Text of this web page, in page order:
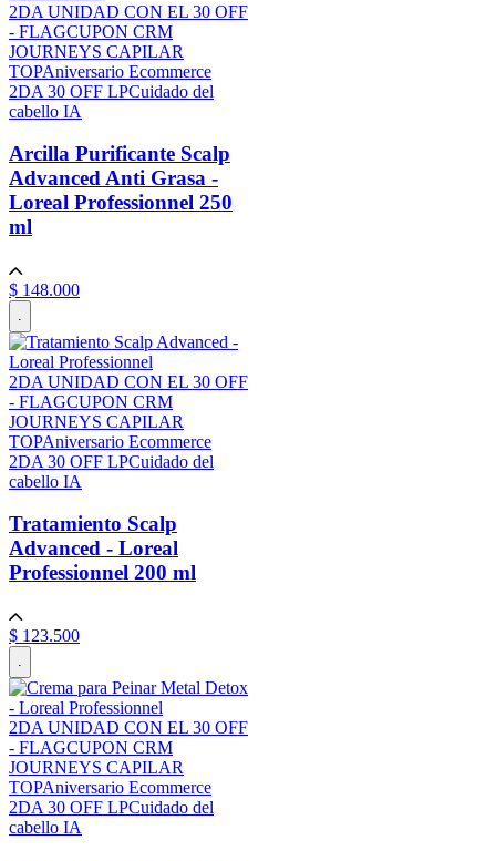
2DA UNIDAD CON EL 30 OFF
- FLAGCUPON CRM
JOURNEYS CAPILAR
TOPAniversario Ecommerce
2DA 30 OFF LPCuidado del
cabello IA
Arcilla Purificante Scalp
Advanced Anti Grasa -
Loreal Professionnel 250
ml
$ 148.000
.
2DA UNIDAD CON EL 30 OFF
- FLAGCUPON CRM
JOURNEYS CAPILAR
TOPAniversario Ecommerce
2DA 30 OFF LPCuidado del
cabello IA
Tratamiento Scalp
Advanced - Loreal
Professionnel 200 ml
$ 123.500
.
2DA UNIDAD CON EL 30 OFF
- FLAGCUPON CRM
JOURNEYS CAPILAR
TOPAniversario Ecommerce
2DA 30 OFF LPCuidado del
cabello IA